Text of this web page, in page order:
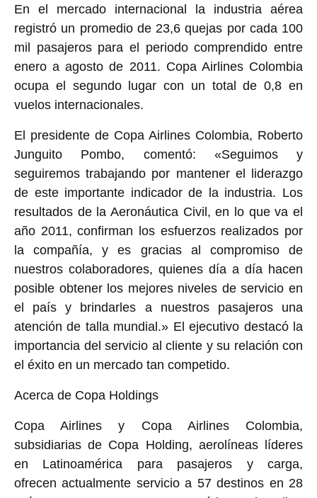
En el mercado internacional la industria aérea
registró un promedio de 23,6 quejas por cada 100
mil pasajeros para el periodo comprendido entre
enero a agosto de 2011. Copa Airlines Colombia
ocupa el segundo lugar con un total de 0,8 en
vuelos internacionales.
El presidente de Copa Airlines Colombia, Roberto
Junguito Pombo, comentó: «Seguimos y
seguiremos trabajando por mantener el liderazgo
de este importante indicador de la industria. Los
resultados de la Aeronáutica Civil, en lo que va el
año 2011, confirman los esfuerzos realizados por
la compañía, y es gracias al compromiso de
nuestros colaboradores, quienes día a día hacen
posible obtener los mejores niveles de servicio en
el país y brindarles a nuestros pasajeros una
atención de talla mundial.» El ejecutivo destacó la
importancia del servicio al cliente y su relación con
el éxito en un mercado tan competido.
Acerca de Copa Holdings
Copa Airlines y Copa Airlines Colombia,
subsidiarias de Copa Holding, aerolíneas líderes
en Latinoamérica para pasajeros y carga,
ofrecen actualmente servicio a 57 destinos en 28